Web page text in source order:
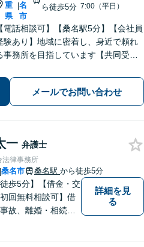
重
県
|名
市
ら徒歩5分 7:00（平日）
【電話相談可】【桑名駅5分】【会社員
験あり】地域に密着し、身近で頼れ
事務所を目指しています【共同受任
全力を尽くします。一人で悩まず、お
気軽にご相談ください【夜間土日相談
（要予約）】
メールでお問い合わせ
一 弁護士
法律事務所
|桑名市 桑名駅 から徒歩5分
徒歩5分】【借金・交
回無料相談可】借
故、離婚・相続、
詳細を見
る